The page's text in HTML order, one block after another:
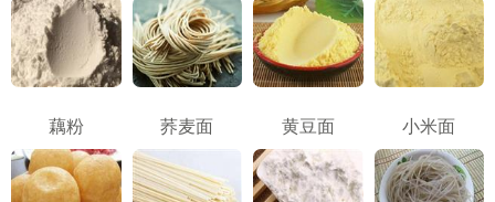
藕粉 荞麦面 黄豆面 小米面